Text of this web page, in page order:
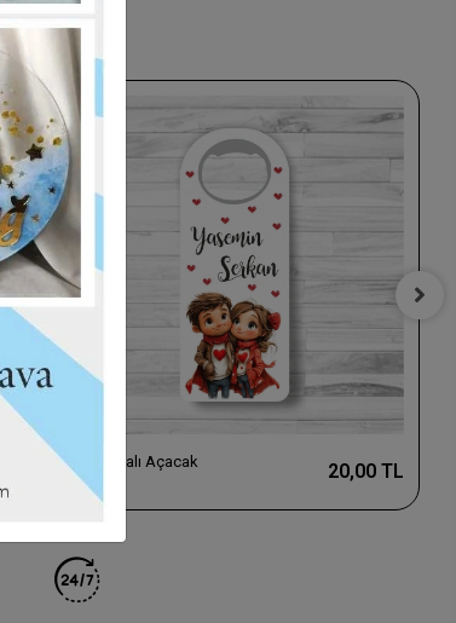
Aşk Temalı Açacak 20,00 TL